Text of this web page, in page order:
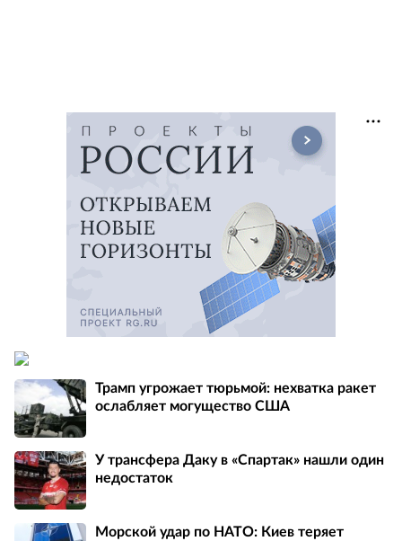
Трамп угрожает тюрьмой: нехватка ракет
ослабляет могущество США
У трансфера Даку в «Спартак» нашли один
недостаток
Морской удар по НАТО: Киев теряет